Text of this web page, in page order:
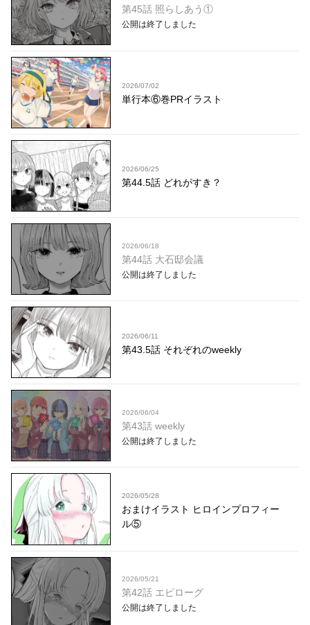
第45話 照らしあう①
公開は終了しました
2026/07/02
単行本⑥巻PRイラスト
2026/06/25
第44.5話 どれがすき？
2026/06/18
第44話 大石邸会議
公開は終了しました
2026/06/11
第43.5話 それぞれのweekly
2026/06/04
第43話 weekly
公開は終了しました
2026/05/28
おまけイラスト ヒロインプロフィー
ル⑤
2026/05/21
第42話 エピローグ
公開は終了しました